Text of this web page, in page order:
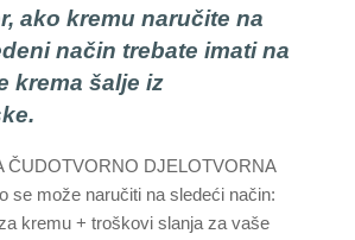
ako kremu naručite na
način trebate imati na
krema šalje iz
ČUDOTVORNO DJELOTVORNA
se može naručiti na sledeći način:
kremu + troškovi slanja za vaše